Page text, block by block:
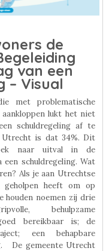
de
van een
– Visual
met problematische
lukt het niet
schuldregeling af te
Utrecht is dat 34%. Dit
naar uitval in de
schuldregeling. Wat
Als je aan Utrechtse
heeft om op
houden noemen zij drie
behulpzame
bereikbaar is; de
een behapbare
De gemeente Utrecht